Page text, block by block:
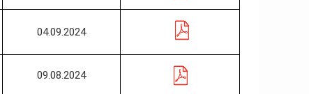
04.09.2024
09.08.2024